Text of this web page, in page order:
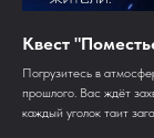
Квест
Погрузитесь в
прошлого. Вас ждёт
каждый уголок таит